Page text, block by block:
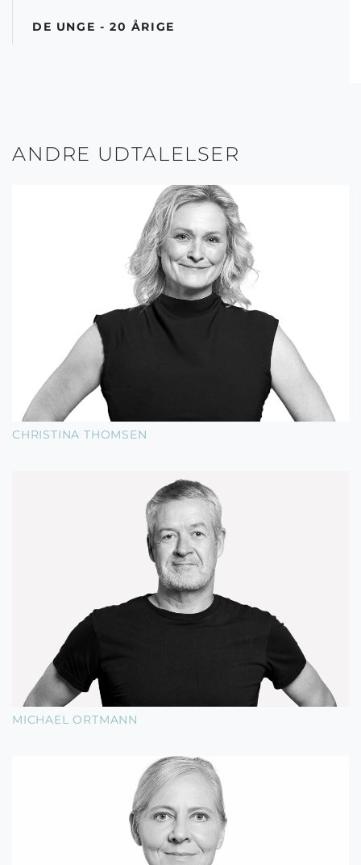
DE UNGE - 20 ÅRIGE
ANDRE UDTALELSER
CHRISTINA THOMSEN
MICHAEL ORTMANN